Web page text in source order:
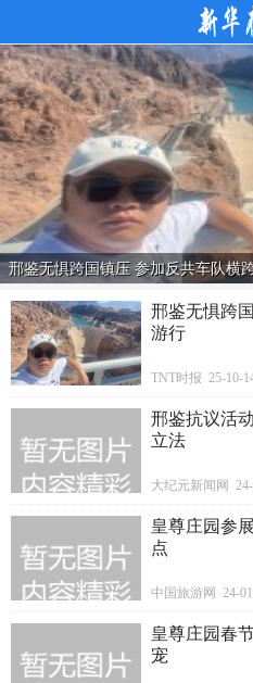
邢鉴无惧跨国镇压 参加反共车队横
邢鉴无惧跨
游行
TNT时报 25-10-
邢鉴抗议活
立法
大纪元新闻网
皇尊庄园参
点
中国旅游网 24-
皇尊庄园春
宠